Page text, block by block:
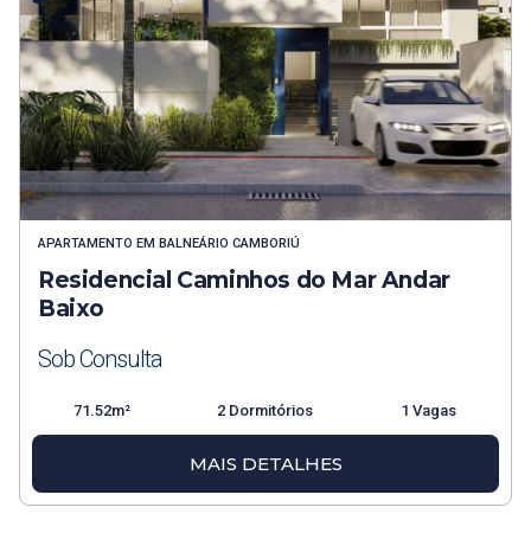
APARTAMENTO EM BALNEÁRIO CAMBORIÚ
Residencial Caminhos do Mar Andar
Baixo
Sob Consulta
71.52m² 2 Dormitórios 1 Vagas
MAIS DETALHES